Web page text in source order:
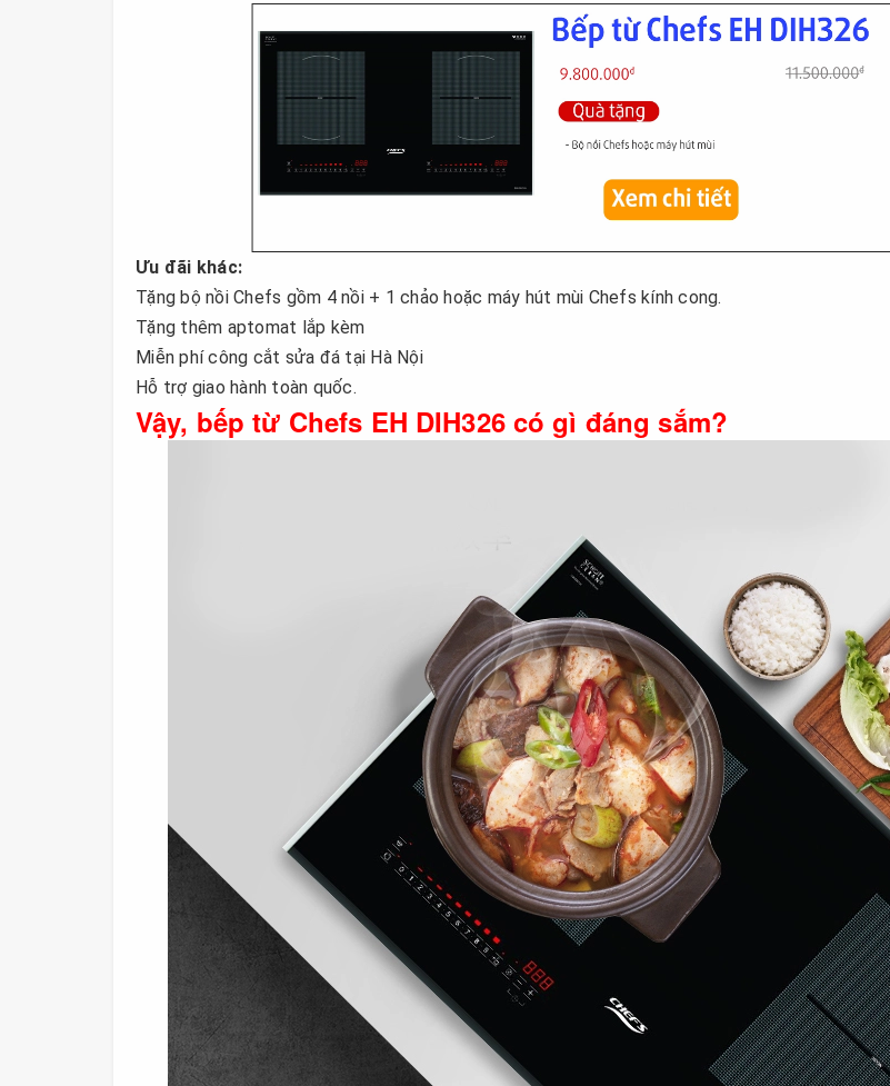
Ưu đãi khác:
Tặng bộ nồi Chefs gồm 4 nồi + 1 chảo hoặc máy hút mùi Chefs kính cong.
Tặng thêm aptomat lắp kèm
Miễn phí công cắt sửa đá tại Hà Nội
Hỗ trợ giao hành toàn quốc.
Vậy, bếp từ Chefs EH DIH326 có gì đáng sắm?